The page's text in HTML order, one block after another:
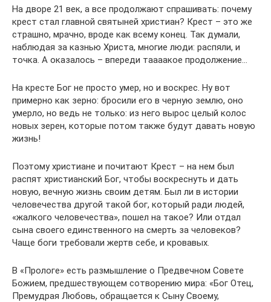
На дворе 21 век, а все продолжают спрашивать: почему
крест стал главной святыней христиан? Крест – это же
страшно, мрачно, вроде как всему конец. Так думали,
наблюдая за казнью Христа, многие люди: распяли, и
точка. А оказалось – впереди таааакое продолжение…
На кресте Бог не просто умер, но и воскрес. Ну вот
примерно как зерно: бросили его в черную землю, оно
умерло, но ведь не только: из него вырос целый колос
новых зерен, которые потом также будут давать новую
жизнь!
Поэтому христиане и почитают Крест – на нем был
распят христианский Бог, чтобы воскреснуть и дать
новую, вечную жизнь своим детям. Был ли в истории
человечества другой такой бог, который ради людей,
«жалкого человечества», пошел на такое? Или отдал
сына своего единственного на смерть за человеков?
Чаще боги требовали жертв себе, и кровавых.
В «Прологе» есть размышление о Предвечном Совете
Божием, предшествующем сотворению мира: «Бог Отец,
Премудрая Любовь, обращается к Сыну Своему,